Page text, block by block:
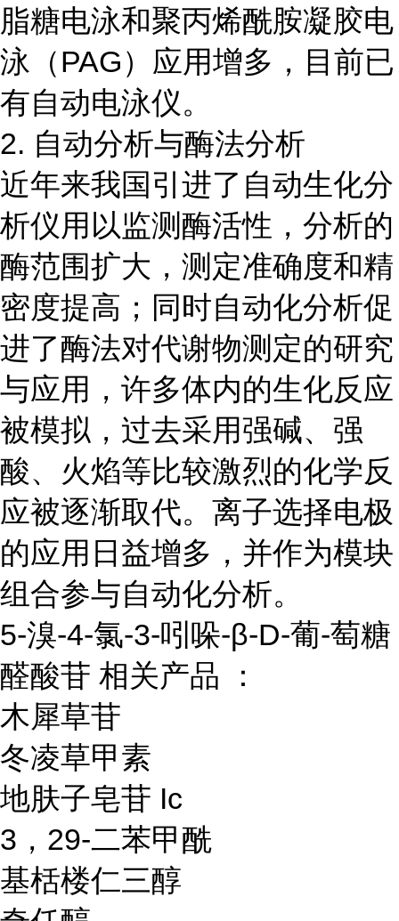
脂糖电泳和聚丙烯酰胺凝胶电
泳（PAG）应用增多，目前已
有自动电泳仪。
2. 自动分析与酶法分析
近年来我国引进了自动生化分
析仪用以监测酶活性，分析的
酶范围扩大，测定准确度和精
密度提高；同时自动化分析促
进了酶法对代谢物测定的研究
与应用，许多体内的生化反应
被模拟，过去采用强碱、强
酸、火焰等比较激烈的化学反
应被逐渐取代。离子选择电极
的应用日益增多，并作为模块
组合参与自动化分析。
5-溴-4-氯-3-吲哚-β-D-葡-萄糖
醛酸苷 相关产品 ：
木犀草苷
冬凌草甲素
地肤子皂苷 Ic
3，29-二苯甲酰
基栝楼仁三醇